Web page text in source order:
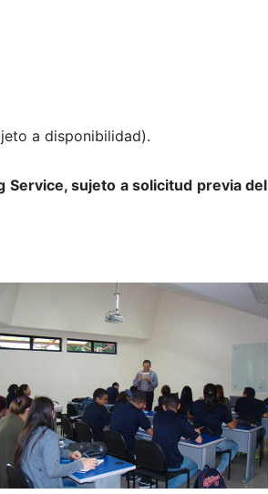
a disponibilidad).
Service, sujeto a solicitud previa del